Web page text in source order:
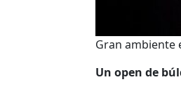
Gran ambiente
Un open de